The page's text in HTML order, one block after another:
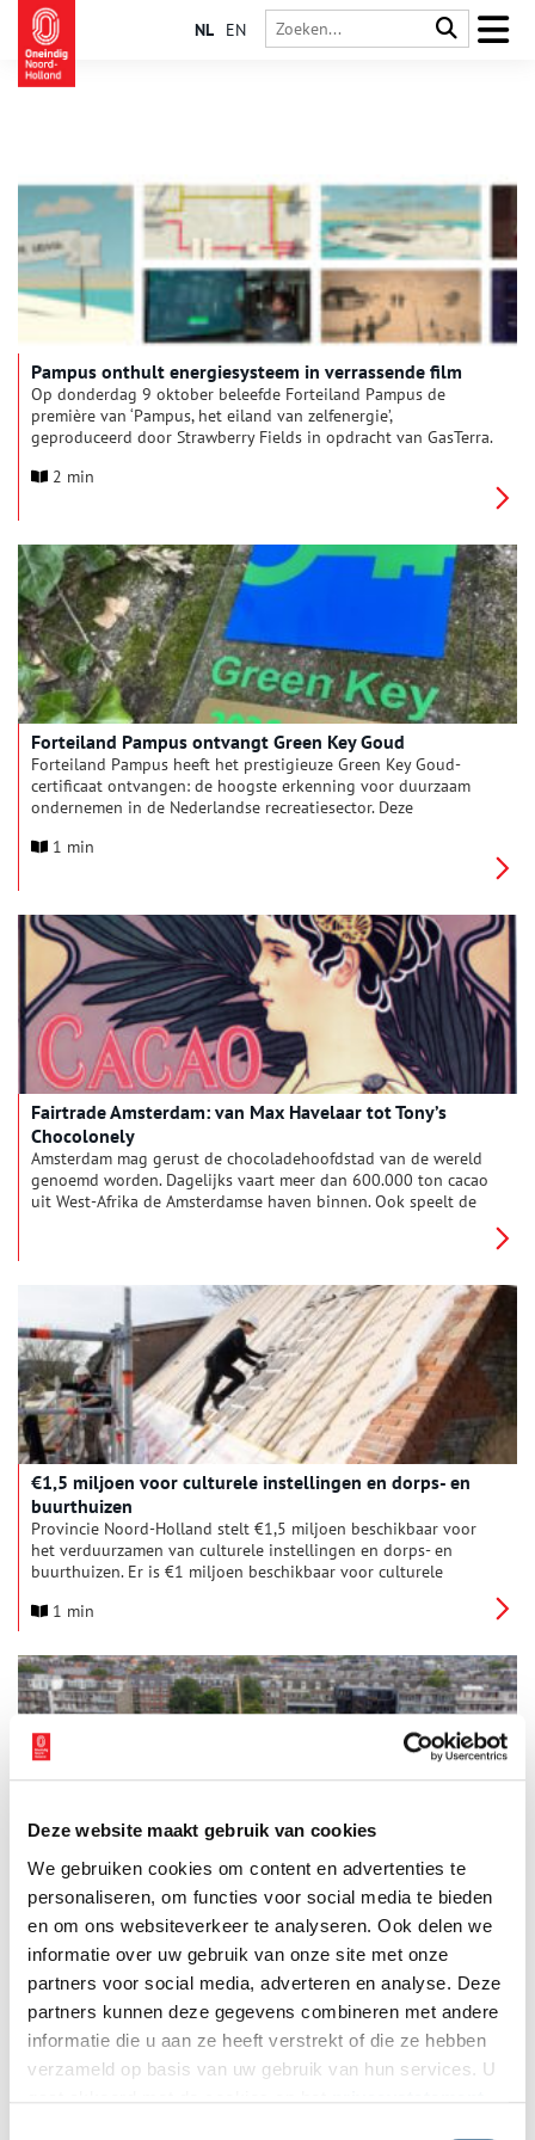
Deze website maakt gebruik van cookies
We gebruiken cookies om content en advertenties te
personaliseren, om functies voor social media te bieden
en om ons websiteverkeer te analyseren. Ook delen we
informatie over uw gebruik van onze site met onze
partners voor social media, adverteren en analyse. Deze
partners kunnen deze gegevens combineren met andere
informatie die u aan ze heeft verstrekt of die ze hebben
verzameld op basis van uw gebruik van hun services. U
NL EN
Pampus onthult energiesysteem in verrassende film
Op donderdag 9 oktober beleefde Forteiland Pampus de
première van ‘Pampus, het eiland van zelfenergie’,
geproduceerd door Strawberry Fields in opdracht van GasTerra.
het fossielvrije energiesysteem van het eiland, waar zon, wind,
De dag na de première wordt de film online beschikbaar
gemaakt, zodat iedereen – waar ook ter wereld – kan zien hoe
vernuftig het eiland zijn duurzame energiehuishouding
organiseert.
2 min
Forteiland Pampus ontvangt Green Key Goud
Forteiland Pampus heeft het prestigieuze Green Key Goud-
certificaat ontvangen: de hoogste erkenning voor duurzaam
ondernemen in de Nederlandse recreatiesector. Deze
gebied van fossielvrije, circulaire en maatschappelijk
1 min
Fairtrade Amsterdam: van Max Havelaar tot Tony’s
Chocolonely
Amsterdam mag gerust de chocoladehoofdstad van de wereld
genoemd worden. Dagelijks vaart meer dan 600.000 ton cacao
uit West-Afrika de Amsterdamse haven binnen. Ook speelt de
de stad de thuisbasis van grote fairtrade labels en
chocoladebedrijven, maar ook van kleine eerlijke en duurzame
initiatieven.
€1,5 miljoen voor culturele instellingen en dorps- en
buurthuizen
Provincie Noord-Holland stelt €1,5 miljoen beschikbaar voor
het verduurzamen van culturele instellingen en dorps- en
buurthuizen. Er is €1 miljoen beschikbaar voor culturele
miljoen voor dorps- en buurthuizen. De subsidieregelingen
1 min
Amsterdam
Het historische molenterrein De Otter in Amsterdam, bekend
van de houtzaagmolen uit 1631, zet een baanbrekende stap
richting duurzaamheid met behulp van aquathermie. Deze
innovatieve technologie gebruikt het water dat langs de
kademuur van de Kostverlorenvaart stroomt om energie op te
wekken.
3 min